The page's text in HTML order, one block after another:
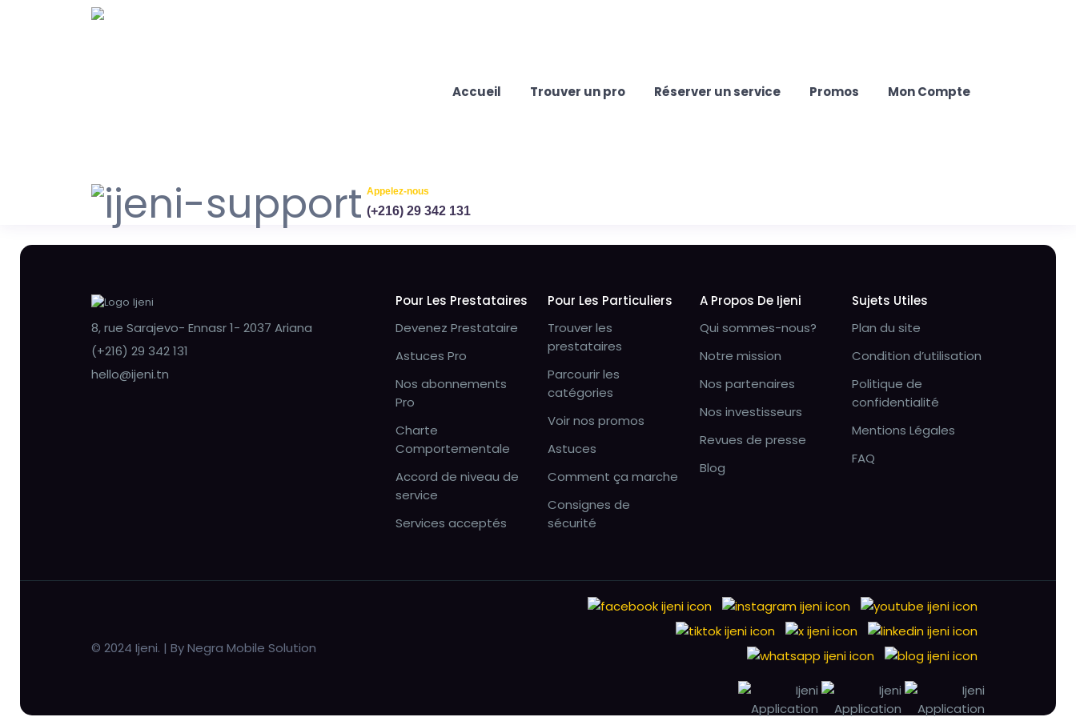
Accueil Trouver un pro Réserver un service Promos Mon Compte
Appelez-nous
(+216) 29 342 131
8, rue Sarajevo- Ennasr 1- 2037 Ariana
(+216) 29 342 131
hello@ijeni.tn
Pour Les Prestataires
Devenez Prestataire
Astuces Pro
Nos abonnements
Pro
Charte
Comportementale
Accord de niveau de
service
Services acceptés
Pour Les Particuliers
Trouver les
prestataires
Parcourir les
catégories
Voir nos promos
Astuces
Comment ça marche
Consignes de
sécurité
A Propos De Ijeni
Qui sommes-nous?
Notre mission
Nos partenaires
Nos investisseurs
Revues de presse
Blog
Sujets Utiles
Plan du site
Condition d’utilisation
Politique de
confidentialité
Mentions Légales
FAQ
© 2024 Ijeni. | By Negra Mobile Solution